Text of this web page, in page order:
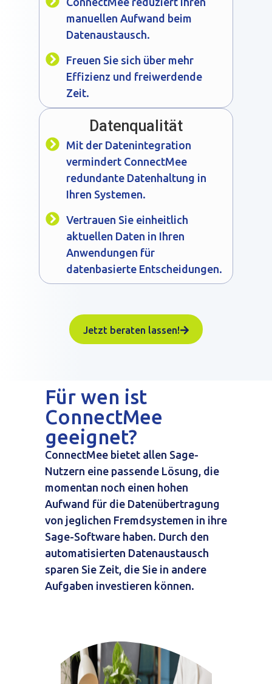
manuellen Aufwand beim
Datenaustausch.
Freuen Sie sich über mehr
Effizienz und freiwerdende
Zeit.
Datenqualität
Mit der Datenintegration
vermindert ConnectMee
redundante Datenhaltung in
Ihren Systemen.
Vertrauen Sie einheitlich
aktuellen Daten in Ihren
Anwendungen für
datenbasierte Entscheidungen.
Jetzt beraten lassen!
Für wen ist
ConnectMee
geeignet?
ConnectMee bietet allen Sage-
Nutzern eine passende Lösung, die
momentan noch einen hohen
Aufwand für die Datenübertragung
von jeglichen Fremdsystemen in ihre
Sage-Software haben. Durch den
automatisierten Datenaustausch
sparen Sie Zeit, die Sie in andere
Aufgaben investieren können.